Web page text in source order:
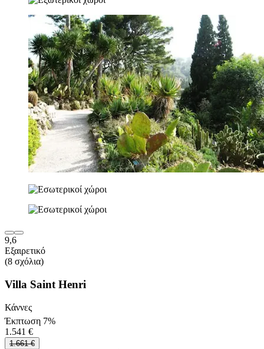
9,6
Εξαιρετικό
(8 σχόλια)
Villa Saint Henri
Κάννες
Έκπτωση 7%
1.541 €
1.661 €